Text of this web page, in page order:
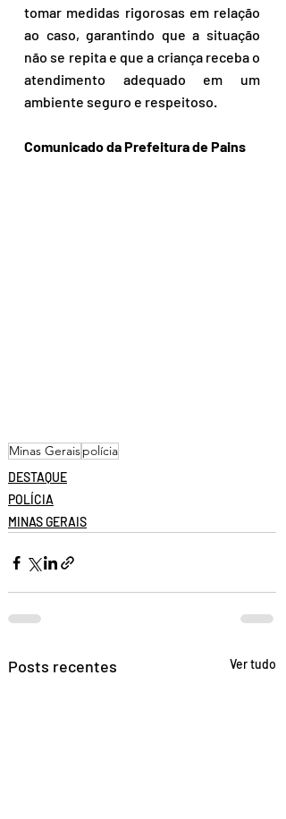
tomar medidas rigorosas em relação
ao caso, garantindo que a situação
não se repita e que a criança receba o
atendimento adequado em um
ambiente seguro e respeitoso.
Comunicado da Prefeitura de Pains
Minas Geraispolícia
DESTAQUE
POLÍCIA
MINAS GERAIS
Posts recentes Ver tudo